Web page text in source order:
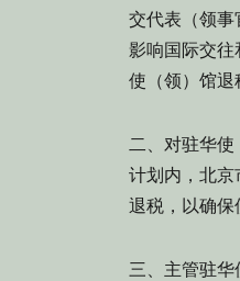
交代表（领
影响国际交
使（领）馆退
二、对驻华
计划内，北
退税，以确保
三、主管驻